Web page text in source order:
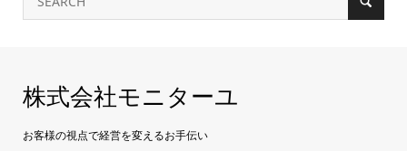
株式会社モニターユ
お客様の視点で経営を変えるお手伝い